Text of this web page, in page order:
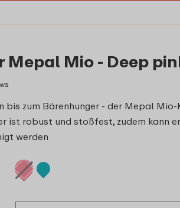
Mepal Mio - Deep
bis zum Bärenhunger - der Mepal
ist robust und stoßfest, zudem kann
werden